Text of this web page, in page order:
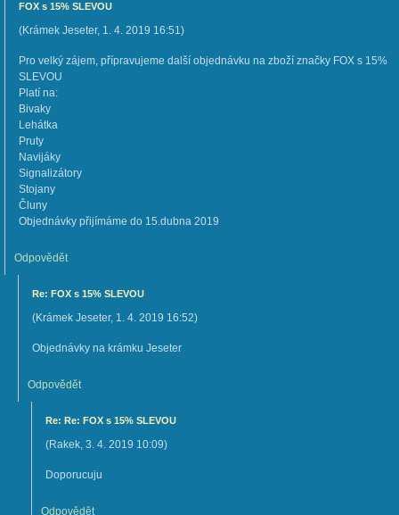
FOX s 15% SLEVOU
(Krámek Jeseter, 1. 4. 2019 16:51)
Pro velký zájem, přípravujeme další objednávku na zboží značky FOX s 15%
SLEVOU
Platí na:
Bivaky
Lehátka
Pruty
Navijáky
Signalizátory
Stojany
Čluny
Objednávky přijímáme do 15.dubna 2019
Odpovědět
Re: FOX s 15% SLEVOU
(Krámek Jeseter, 1. 4. 2019 16:52)
Objednávky na krámku Jeseter
Odpovědět
Re: Re: FOX s 15% SLEVOU
(Rakek, 3. 4. 2019 10:09)
Doporucuju
Odpovědět